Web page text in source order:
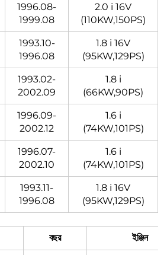
1996.08-
1999.08
2.0 i 16V
(110KW,150PS)
1993.10-
1996.08
1.8 i 16V
(95KW,129PS)
1993.02-
2002.09
1.8 i
(66KW,90PS)
1996.09-
2002.12
1.6 i
(74KW,101PS)
1996.07-
2002.10
1.6 i
(74KW,101PS)
1993.11-
1996.08
1.8 i 16V
(95KW,129PS)
বছর ইঞ্জিন